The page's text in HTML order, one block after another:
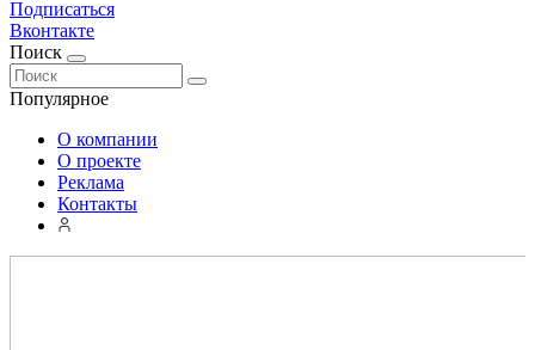
Подписаться
Вконтакте
Поиск
Популярное
О компании
О проекте
Реклама
Контакты